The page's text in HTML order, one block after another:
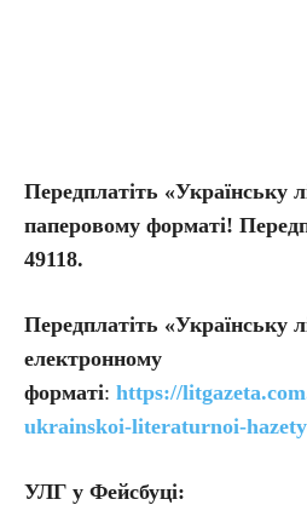
Передплатіть «Українську
паперовому форматі!
49118.
Передплатіть «Українську
електронному
форматі: https://
ukrainskoi-literaturnoi-
УЛГ у Фейсбуці: